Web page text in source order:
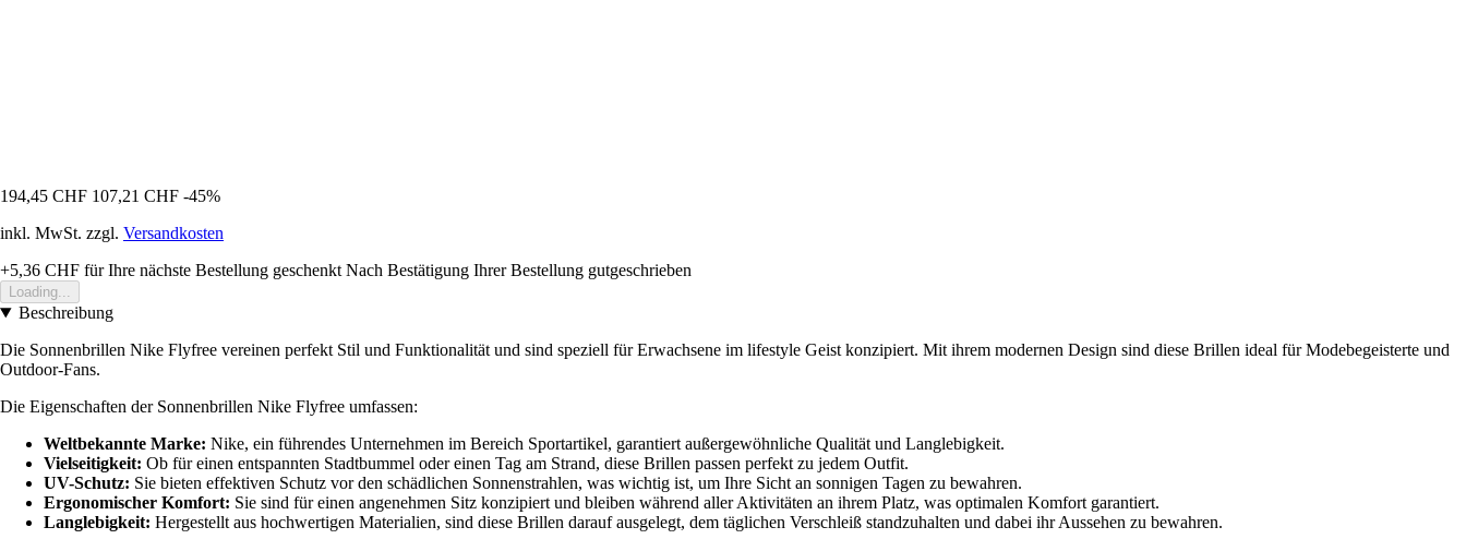
194,45 CHF 107,21 CHF -45%
inkl. MwSt. zzgl. Versandkosten
+5,36 CHF für Ihre nächste Bestellung geschenkt Nach Bestätigung Ihrer Bestellung gutgeschrieben
Loading...
Beschreibung
Die Sonnenbrillen Nike Flyfree vereinen perfekt Stil und Funktionalität und sind speziell für Erwachsene im lifestyle Geist konzipiert. Mit ihrem modernen Design sind diese Brillen ideal für Modebegeisterte und
Outdoor-Fans.
Die Eigenschaften der Sonnenbrillen Nike Flyfree umfassen:
Weltbekannte Marke: Nike, ein führendes Unternehmen im Bereich Sportartikel, garantiert außergewöhnliche Qualität und Langlebigkeit.
Vielseitigkeit: Ob für einen entspannten Stadtbummel oder einen Tag am Strand, diese Brillen passen perfekt zu jedem Outfit.
UV-Schutz: Sie bieten effektiven Schutz vor den schädlichen Sonnenstrahlen, was wichtig ist, um Ihre Sicht an sonnigen Tagen zu bewahren.
Ergonomischer Komfort: Sie sind für einen angenehmen Sitz konzipiert und bleiben während aller Aktivitäten an ihrem Platz, was optimalen Komfort garantiert.
Langlebigkeit: Hergestellt aus hochwertigen Materialien, sind diese Brillen darauf ausgelegt, dem täglichen Verschleiß standzuhalten und dabei ihr Aussehen zu bewahren.